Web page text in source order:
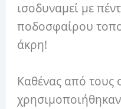
ισοδυναμεί με
ποδοσφαίρου
άκρη!
Καθένας από τους